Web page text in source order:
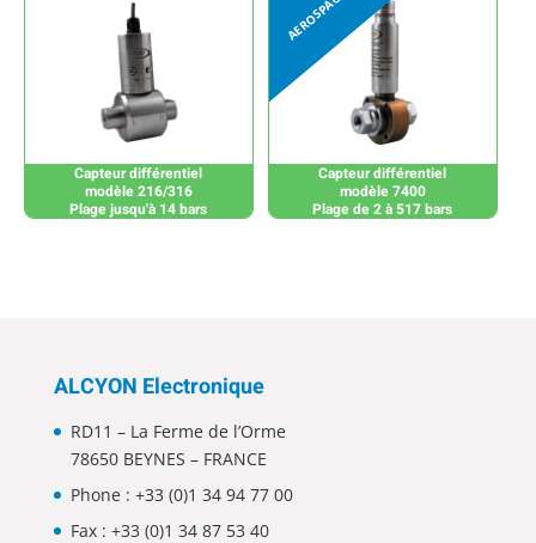
Capteur différentiel
modèle 216/316
Plage jusqu'à 14 bars
Capteur différentiel
modèle 7400
Plage de 2 à 517 bars
ALCYON Electronique
RD11 – La Ferme de l’Orme
78650 BEYNES – FRANCE
Phone : +33 (0)1 34 94 77 00
Fax : +33 (0)1 34 87 53 40